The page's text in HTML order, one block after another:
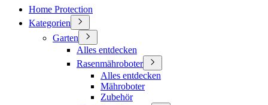
Home Protection
Kategorien
Garten
Alles entdecken
Rasenmähroboter
Alles entdecken
Mähroboter
Zubehör